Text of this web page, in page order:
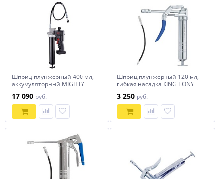
Шприц плунжерный 400 мл,
аккумуляторный MIGHTY
17 090 руб.
Шприц плунжерный 120 мл,
гибкая насадка KING TONY
3 250 руб.